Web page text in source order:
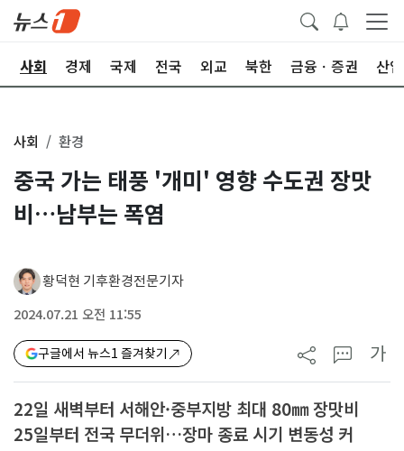
사회 경제 국제 전국 외교 북한 금융ㆍ증권 산업
사회 환경
중국 가는 태풍 '개미' 영향 수도권 장맛
비…남부는 폭염
황덕현 기후환경전문기자
2024.07.21 오전 11:55
구글에서 뉴스1 즐겨찾기 가
22일 새벽부터 서해안·중부지방 최대 80㎜ 장맛비
25일부터 전국 무더위…장마 종료 시기 변동성 커